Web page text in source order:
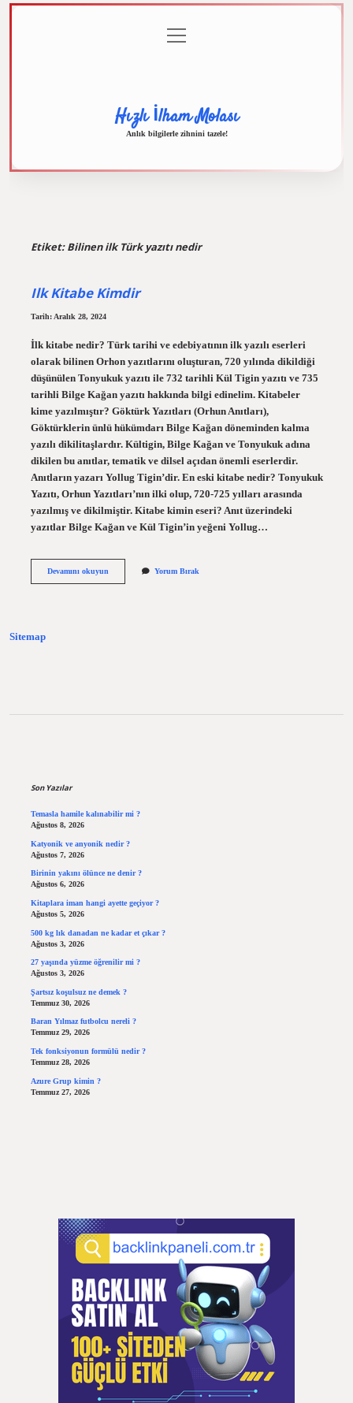
menüyü
aç
Hızlı İlham Molası
Anlık bilgilerle zihnini tazele!
Etiket:Bilinen ilk Türk yazıtı nedir
Ilk Kitabe Kimdir
Tarih: Aralık 28, 2024
İlk kitabe nedir? Türk tarihi ve edebiyatının ilk yazılı eserleri
olarak bilinen Orhon yazıtlarını oluşturan, 720 yılında dikildiği
düşünülen Tonyukuk yazıtı ile 732 tarihli Kül Tigin yazıtı ve 735
tarihli Bilge Kağan yazıtı hakkında bilgi edinelim. Kitabeler
kime yazılmıştır? Göktürk Yazıtları (Orhun Anıtları),
Göktürklerin ünlü hükümdarı Bilge Kağan döneminden kalma
yazılı dikilitaşlardır. Kültigin, Bilge Kağan ve Tonyukuk adına
dikilen bu anıtlar, tematik ve dilsel açıdan önemli eserlerdir.
Anıtların yazarı Yollug Tigin’dir. En eski kitabe nedir? Tonyukuk
Yazıtı, Orhun Yazıtları’nın ilki olup, 720-725 yılları arasında
yazılmış ve dikilmiştir. Kitabe kimin eseri? Anıt üzerindeki
yazıtlar Bilge Kağan ve Kül Tigin’in yeğeni Yollug…
Devamını okuyunIlk
Yorum Bırak
Sitemap
Son Yazılar
Temasla hamile kalınabilir mi ?
Ağustos 8, 2026
Katyonik ve anyonik nedir ?
Ağustos 7, 2026
Birinin yakını ölünce ne denir ?
Ağustos 6, 2026
Kitaplara iman hangi ayette geçiyor ?
Ağustos 5, 2026
500 kg lık danadan ne kadar et çıkar ?
Ağustos 3, 2026
27 yaşında yüzme öğrenilir mi ?
Ağustos 3, 2026
Şartsız koşulsuz ne demek ?
Temmuz 30, 2026
Baran Yılmaz futbolcu nereli ?
Temmuz 29, 2026
Tek fonksiyonun formülü nedir ?
Temmuz 28, 2026
Azure Grup kimin ?
Temmuz 27, 2026